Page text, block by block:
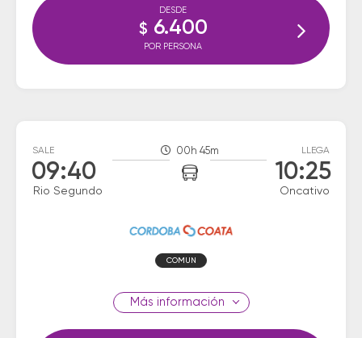
DESDE
$ 6.400
POR PERSONA
SALE
09:40
Rio Segundo
00h 45m LLEGA
10:25
Oncativo
COMUN
información